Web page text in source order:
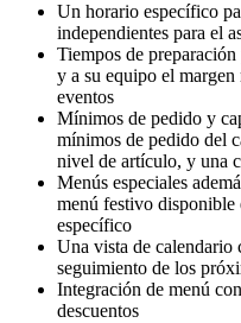
Un horario específico
independientes para el
Tiempos de
y a su equipo el margen
eventos
Mínimos de pedido y
mínimos de pedido del
nivel de artículo, y una
Menús especiales
menú festivo disponible
específico
Una vista de calendario
seguimiento de los
Integración de menú
descuentos